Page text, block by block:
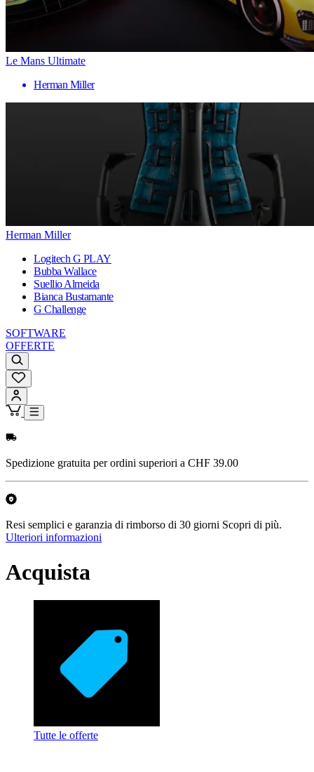
Le Mans Ultimate
Herman Miller
Herman Miller
Logitech G PLAY
Bubba Wallace
Suellio Almeida
Bianca Bustamante
G Challenge
SOFTWARE
OFFERTE
Spedizione gratuita per ordini superiori a CHF 39.00
Resi semplici e garanzia di rimborso di 30 giorni Scopri di più.
Ulteriori informazioni
Acquista
Tutte le offerte